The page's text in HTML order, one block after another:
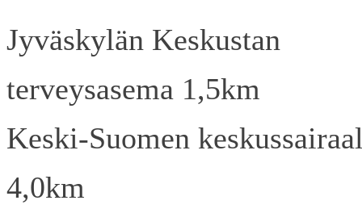
Jyväskylän Keskustan
terveysasema 1,5km
Keski-Suomen
4,0km